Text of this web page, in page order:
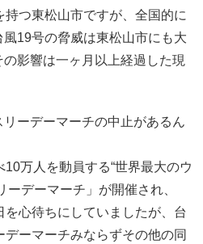
つ東松山市ですが、全国的に
19号の脅威は東松山市にも大
影響は一ヶ月以上経過した現
ーデーマーチの中止があるん
万人を動員する“世界最大のウ
ーデーマーチ」が開催され、
心待ちにしていましたが、台
ーマーチみならずその他の同